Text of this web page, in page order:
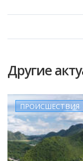
Другие
ПРОИСШЕСТВИЯ